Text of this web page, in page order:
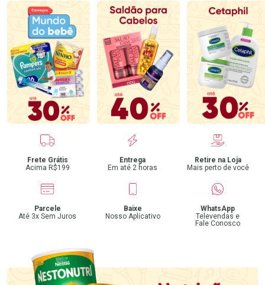
Benefícios
Frete Grátis
Acima R$199
Entrega
Em até 2 horas
Retire na Loja
Mais perto de você
Parcele
Até 3x Sem Juros
Baixe
Nosso Aplicativo
WhatsApp
Televendas e
Fale Conosco